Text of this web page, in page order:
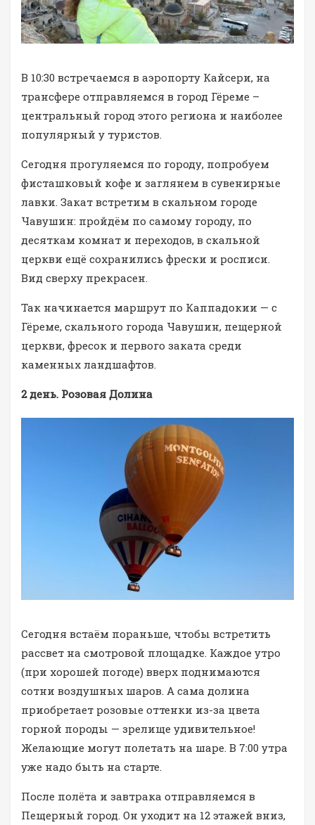
В 10:30 встречаемся в аэропорту Кайсери, на
трансфере отправляемся в город Гёреме –
центральный город этого региона и наиболее
популярный у туристов.
Сегодня прогуляемся по городу, попробуем
фисташковый кофе и заглянем в сувенирные
лавки. Закат встретим в скальном городе
Чавушин: пройдём по самому городу, по
десяткам комнат и переходов, в скальной
церкви ещё сохранились фрески и росписи.
Вид сверху прекрасен.
Так начинается маршрут по Каппадокии — с
Гёреме, скального города Чавушин, пещерной
церкви, фресок и первого заката среди
каменных ландшафтов.
2 день. Розовая Долина
Сегодня встаём пораньше, чтобы встретить
рассвет на смотровой площадке. Каждое утро
(при хорошей погоде) вверх поднимаются
сотни воздушных шаров. А сама долина
приобретает розовые оттенки из-за цвета
горной породы — зрелище удивительное!
Желающие могут полетать на шаре. В 7:00 утра
уже надо быть на старте.
После полёта и завтрака отправляемся в
Пещерный город. Он уходит на 12 этажей вниз,